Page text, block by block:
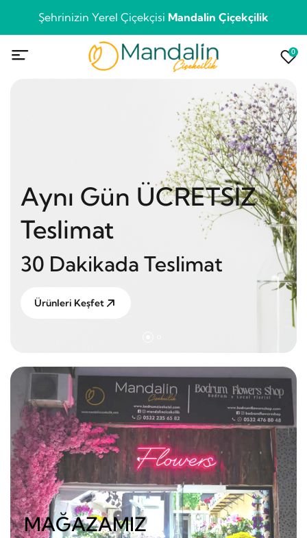
Şehrinizin Yerel Çiçekçisi Mandalin Çiçekçilik
0
Aynı Gün ÜCRETSİZ
Teslimat
30 Dakikada Teslimat
Ürünleri Keşfet
MAĞAZAMIZ